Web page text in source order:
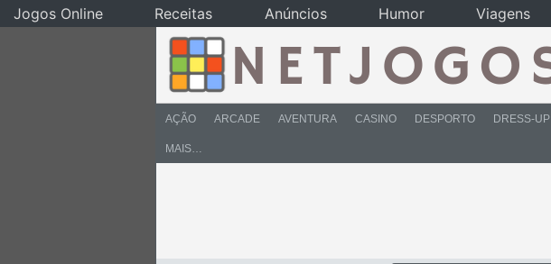
AÇÃO ARCADE AVENTURA CASINO DESPORTO DRESS-UP
MAIS…
Jogos Online Receitas Anúncios Humor Viagens